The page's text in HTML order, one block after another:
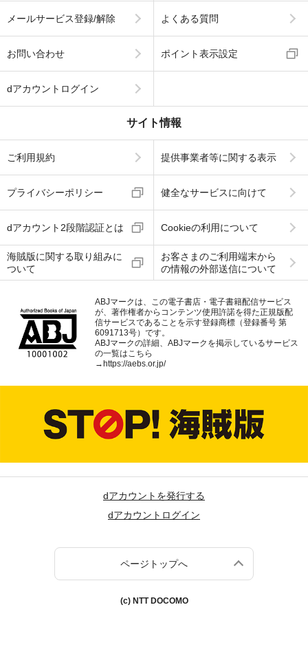
メールサービス登録/解除 よくある質問
お問い合わせ ポイント表示設定
dアカウントログイン
サイト情報
ご利用規約 提供事業者等に関する表示
プライバシーポリシー 健全なサービスに向けて
dアカウント2段階認証とは Cookieの利用について
海賊版に関する取り組みに
ついて
お客さまのご利用端末から
の情報の外部送信について
ABJマークは、この電子書店・電子書籍配信サービス
が、著作権者からコンテンツ使用許諾を得た正規版配
信サービスであることを示す登録商標（登録番号 第
6091713号）です。
ABJマークの詳細、ABJマークを掲示しているサービス
の一覧はこちら
→https://aebs.or.jp/
dアカウントを発行する
dアカウントログイン
ページトップへ
(c) NTT DOCOMO